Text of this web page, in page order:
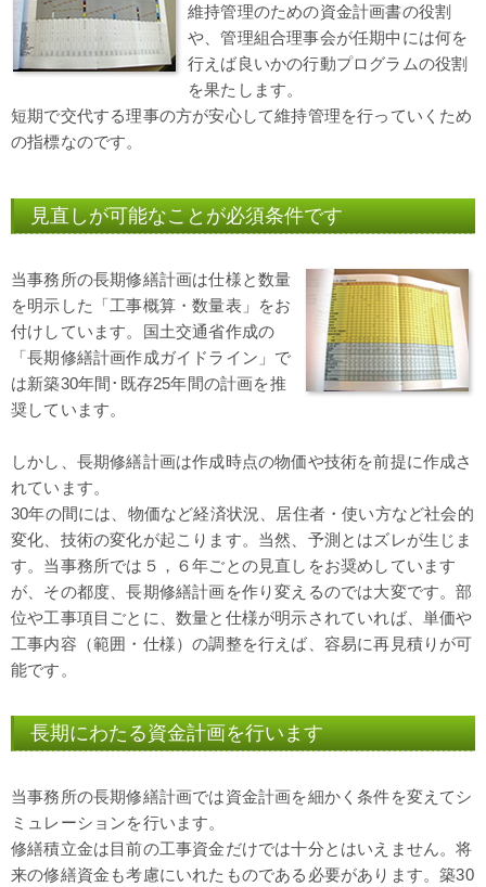
維持管理のための資金計画書の役割
や、管理組合理事会が任期中には何を
行えば良いかの行動プログラムの役割
を果たします。
短期で交代する理事の方が安心して維持管理を行っていくため
の指標なのです。
見直しが可能なことが必須条件です
当事務所の長期修繕計画は仕様と数量
を明示した「工事概算・数量表」をお
付けしています。国土交通省作成の
「長期修繕計画作成ガイドライン」で
は新築30年間･既存25年間の計画を推
奨しています。
しかし、長期修繕計画は作成時点の物価や技術を前提に作成さ
れています。
30年の間には、物価など経済状況、居住者・使い方など社会的
変化、技術の変化が起こります。当然、予測とはズレが生じま
す。当事務所では５，６年ごとの見直しをお奨めしています
が、その都度、長期修繕計画を作り変えるのでは大変です。部
位や工事項目ごとに、数量と仕様が明示されていれば、単価や
工事内容（範囲・仕様）の調整を行えば、容易に再見積りが可
能です。
長期にわたる資金計画を行います
当事務所の長期修繕計画では資金計画を細かく条件を変えてシ
ミュレーションを行います。
修繕積立金は目前の工事資金だけでは十分とはいえません。将
来の修繕資金も考慮にいれたものである必要があります。築30